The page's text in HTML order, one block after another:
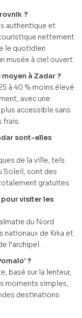
?
authentique et
nettement
le quotidien
musée à ciel ouvert.
à Zadar ?
à 40 % moins élevé
avec une
accessible sans
frais.
sont-elles
de la ville, tels
Soleil, sont des
gratuites.
visiter les
du Nord
nationaux de Krka et
l’archipel.
?
basé sur la lenteur,
moments simples,
destinations